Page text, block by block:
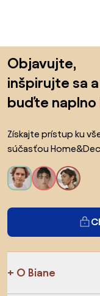
Objavujte,
inšpirujte sa a
buďte naplno
Získajte prístup ku
súčasťou
O Biane